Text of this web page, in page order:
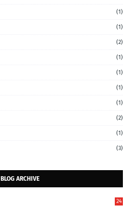
(1)
(1)
(2)
(1)
(1)
(1)
(1)
(2)
(1)
(3)
BLOG ARCHIVE
24